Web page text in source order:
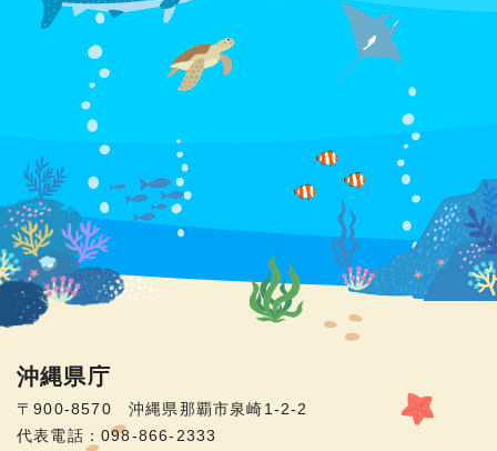
沖縄県庁
〒900-8570 沖縄県那覇市泉崎1-2-2
代表電話：098-866-2333